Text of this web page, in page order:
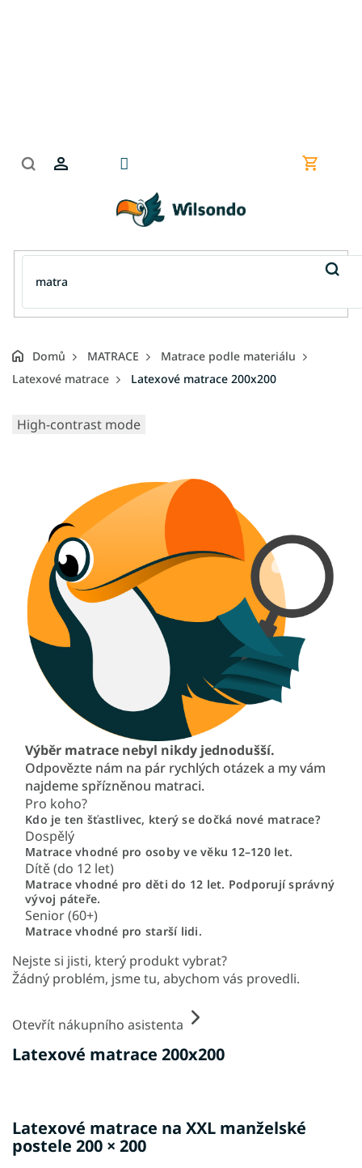
Nákupní
Domů MATRACE
Matrace podle materiálu
Latexové matrace
Latexové matrace 200x200
Latexové matrace 200x200
High-contrast mode
Výběr matrace nebyl nikdy jednodušší.
Odpovězte nám na pár rychlých otázek a my vám
najdeme spřízněnou matraci.
Pro koho?
Kdo je ten šťastlivec, který se dočká nové matrace?
Dospělý
Matrace vhodné pro osoby ve věku 12–120 let.
Dítě (do 12 let)
Matrace vhodné pro děti do 12 let. Podporují správný
vývoj páteře.
Senior (60+)
Matrace vhodné pro starší lidi.
Nejste si jisti, který produkt vybrat?
Žádný problém, jsme tu, abychom vás provedli.
Otevřít nákupního asistenta
Latexové matrace na XXL manželské
postele 200 × 200